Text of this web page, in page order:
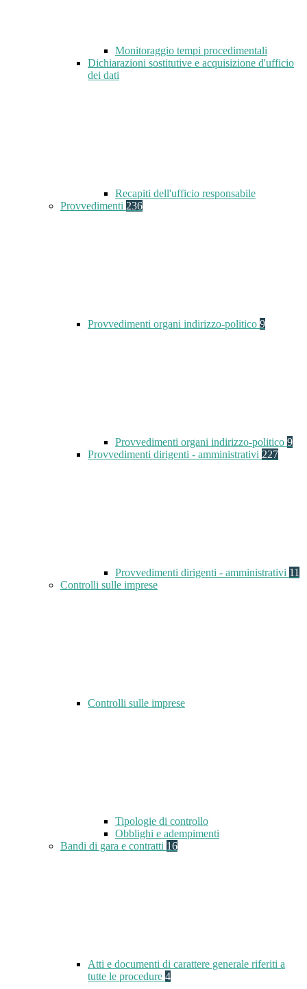
Monitoraggio tempi procedimentali
Dichiarazioni sostitutive e acquisizione d'ufficio
dei dati
Recapiti dell'ufficio responsabile
Provvedimenti 236
Provvedimenti organi indirizzo-politico 9
Provvedimenti organi indirizzo-politico 9
Provvedimenti dirigenti - amministrativi 227
Provvedimenti dirigenti - amministrativi 11
Controlli sulle imprese
Controlli sulle imprese
Tipologie di controllo
Obblighi e adempimenti
Bandi di gara e contratti 16
Atti e documenti di carattere generale riferiti a
tutte le procedure 4